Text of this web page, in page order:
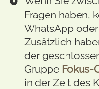
Fragen haben,
WhatsApp
Zusätzlich
der
Gruppe Fokus-
in der Zeit des